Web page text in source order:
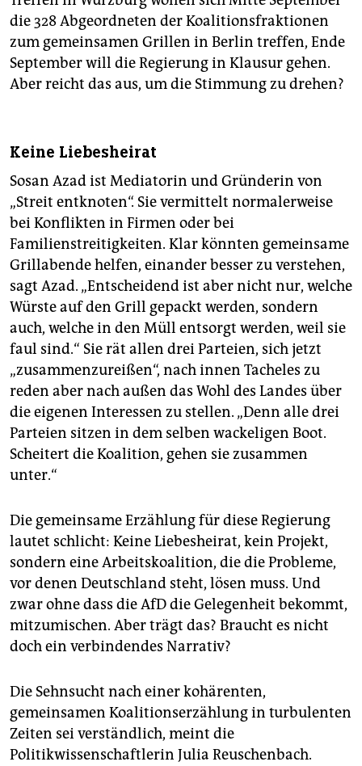
die 328 Abgeordneten der Koalitionsfraktionen
zum gemeinsamen Grillen in Berlin treffen, Ende
September will die Regierung in Klausur gehen.
Aber reicht das aus, um die Stimmung zu drehen?
Keine Liebesheirat
Sosan Azad ist Mediatorin und Gründerin von
„Streit entknoten“. Sie vermittelt normalerweise
bei Konflikten in Firmen oder bei
Familienstreitigkeiten. Klar könnten gemeinsame
Grillabende helfen, einander besser zu verstehen,
sagt Azad. „Entscheidend ist aber nicht nur, welche
Würste auf den Grill gepackt werden, sondern
auch, welche in den Müll entsorgt werden, weil sie
faul sind.“ Sie rät allen drei Parteien, sich jetzt
„zusammenzureißen“, nach innen Tacheles zu
reden aber nach außen das Wohl des Landes über
die eigenen Interessen zu stellen. „Denn alle drei
Parteien sitzen in dem selben wackeligen Boot.
Scheitert die Koalition, gehen sie zusammen
unter.“
Die gemeinsame Erzählung für diese Regierung
lautet schlicht: Keine Liebesheirat, kein Projekt,
sondern eine Arbeitskoalition, die die Probleme,
vor denen Deutschland steht, lösen muss. Und
zwar ohne dass die AfD die Gelegenheit bekommt,
mitzumischen. Aber trägt das? Braucht es nicht
doch ein verbindendes Narrativ?
Die Sehnsucht nach einer kohärenten,
gemeinsamen Koalitionserzählung in turbulenten
Zeiten sei verständlich, meint die
Politikwissenschaftlerin Julia Reuschenbach.